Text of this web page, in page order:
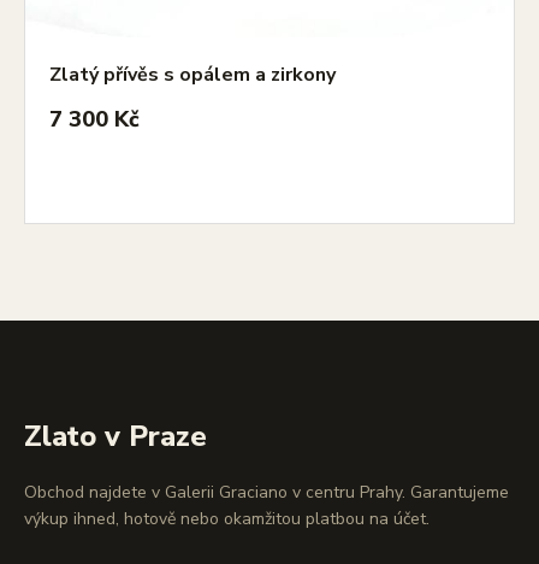
Zlatý přívěs s opálem a zirkony
7 300 Kč
Zlato v Praze
Obchod najdete v Galerii Graciano v centru Prahy. Garantujeme
výkup ihned, hotově nebo okamžitou platbou na účet.